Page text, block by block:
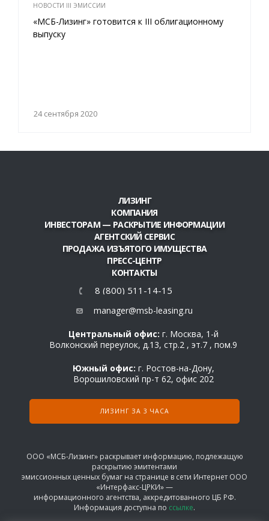
НОВОСТИ III ЭМИССИИ
«МСБ-Лизинг» готовится к III облигационному
выпуску
24 сентября 2020
ЛИЗИНГ
КОМПАНИЯ
ИНВЕСТОРАМ — РАСКРЫТИЕ ИНФОРМАЦИИ
АГЕНТСКИЙ СЕРВИС
ПРОДАЖА ИЗЪЯТОГО ИМУЩЕСТВА
ПРЕСС-ЦЕНТР
КОНТАКТЫ
8 (800) 511-14-15
manager@msb-leasing.ru
Центральный офис: г. Москва, 1-й
Волконский переулок, д.13, стр.2 , эт.7 , пом.9
Южный офис: г. Ростов-на-Дону,
Ворошиловский пр-т 62, офис 202
ЛИЗИНГ ЗА 3 ЧАСА
ООО «МСБ-Лизинг» раскрывает информацию, подлежащую
раскрытию эмитентами
эмиссионных ценных бумаг на странице в сети Интернет ООО
«Интерфакс-ЦРКИ» —
информационного агентства, аккредитованного ЦБ РФ.
Информация доступна по ссылке.